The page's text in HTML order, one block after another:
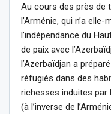
Au cours des près de
l’Arménie, qui n’a
l’indépendance du
de paix avec
l’Azerbaïdjan a
réfugiés dans des
richesses induites par
(à l’inverse de